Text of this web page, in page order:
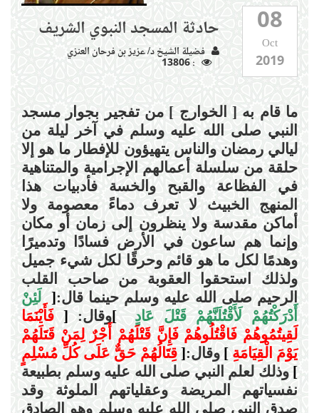
08
Oct
2019
حادثة المسجد النبوي الشريف
فضيلة الشيخ د/ عزيز بن فرحان العنزي
: 13806
ما قام به [ الخوارج ] من تفجير بجوار مسجد
النبي صلى الله عليه وسلم في آخر ليلة من
ليالي رمضان والناس يتهيؤون للإفطار ما هو إلا
حلقة من سلسلة أعمالهم الإجرامية والمتناهية
في الفظاعة والقبح والخسة فأدبيات هذا
المنهج الخبيث لا تعرف دماءً معصومة ولا
أماكن مقدسة ولا ينظرون إلى زمان أو مكان
وإنما هم ساعون في الأرض فسادًا وتدميرًا
وهدمًا لكل ما هو قائم وحرقًا لكل شيء جميل
ولذلك استحقوا العقوبة من صاحب القلب
الرحيم صلى الله عليه وسلم حينما قال:
] لَئِنْ
أَدْرَكْتُهُمْ لَأَقْتُلَنَّهُمْ قَتْلَ عَادٍ [وقال:
] فَأَيْنَمَا
لَقِيتُمُوهُمْ فَاقْتُلُوهُمْ فَإِنَّ قَتْلَهُمْ أَجْرٌ لِمَنْ قَتَلَهُمْ
يَوْمَ الْقِيَامَةِ] وقال:
]قِتَالُهُمْ حَقٌّ عَلَى كُلِّ مُسْلِمٍ
] وذلك لعلم النبي صلى الله عليه وسلم بطبيعة
نفسياتهم المريضة وعقلياتهم الملوثة وقد
صدق النبي صلى الله عليه وسلم وهو الصادق